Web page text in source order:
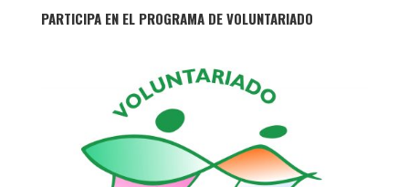
PARTICIPA EN EL PROGRAMA DE VOLUNTARIADO